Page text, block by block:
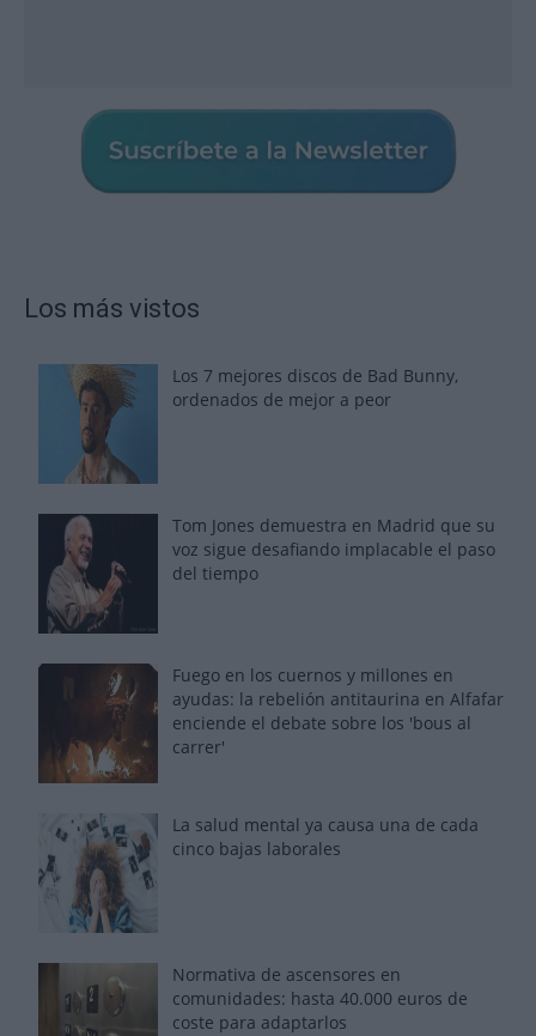
Los más vistos
Los 7 mejores discos de Bad Bunny,
ordenados de mejor a peor
Tom Jones demuestra en Madrid que su
voz sigue desafiando implacable el paso
del tiempo
Fuego en los cuernos y millones en
ayudas: la rebelión antitaurina en Alfafar
enciende el debate sobre los 'bous al
carrer'
La salud mental ya causa una de cada
cinco bajas laborales
Normativa de ascensores en
comunidades: hasta 40.000 euros de
coste para adaptarlos